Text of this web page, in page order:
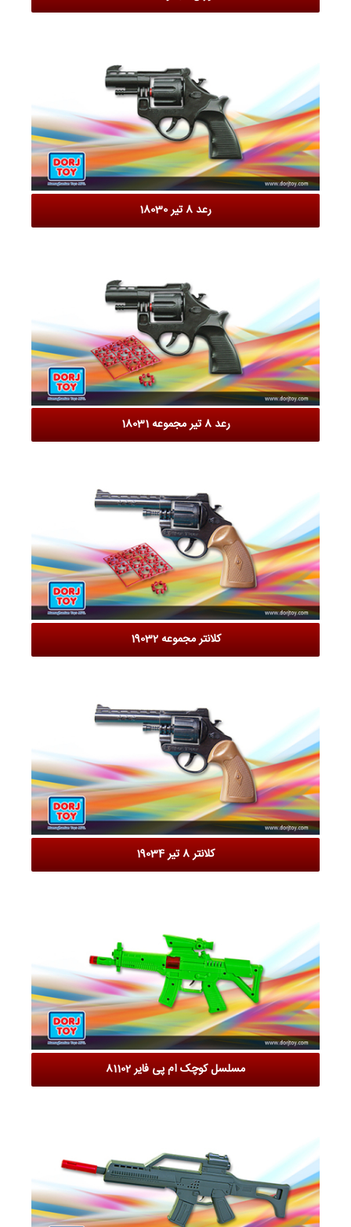
رعد 8 تیر 18030
رعد 8 تیر مجموعه 18031
کلانتر مجموعه 19032
کلانتر 8 تیر 19034
مسلسل کوچک ام پی فایر 81102